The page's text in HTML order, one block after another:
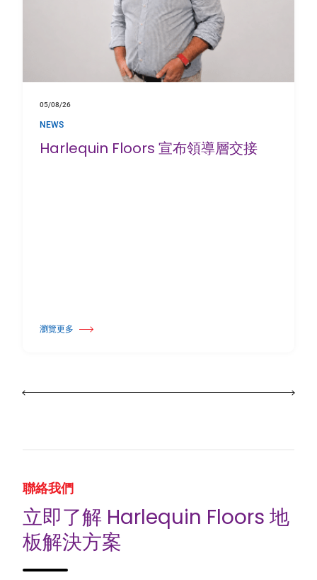
05/08/26
NEWS
Harlequin Floors 宣布領導層交接
瀏覽更多
關於 Harlequin Floors 宣布領導層交接
聯絡我們
立即了解 Harlequin Floors 地
板解決方案